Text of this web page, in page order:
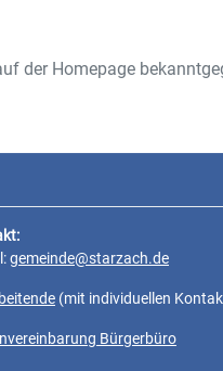
der Homepage
gemeinde@starzach.de
(mit individuellen
Bürgerbüro